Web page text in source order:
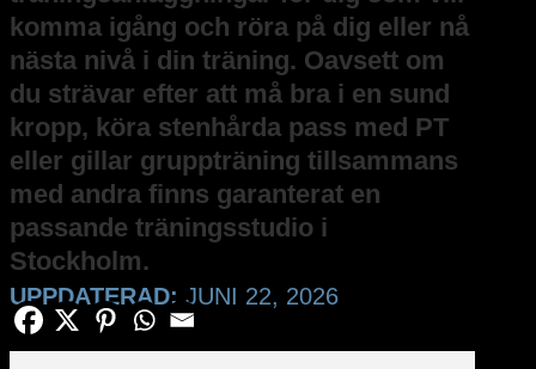
komma igång och röra på dig eller nå
nästa nivå i din träning. Oavsett om
du strävar efter att må bra i en sund
kropp, köra stenhårda pass med PT
eller gillar gruppträning tillsammans
med andra finns garanterat en
passande träningsstudio i
Stockholm.
UPPDATERAD: JUNI 22, 2026